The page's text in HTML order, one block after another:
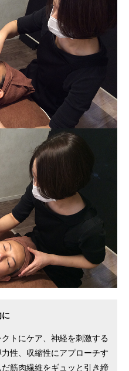
トにケア、神経を刺激する
性、収縮性にアプローチす
筋肉繊維をギュッと引き締